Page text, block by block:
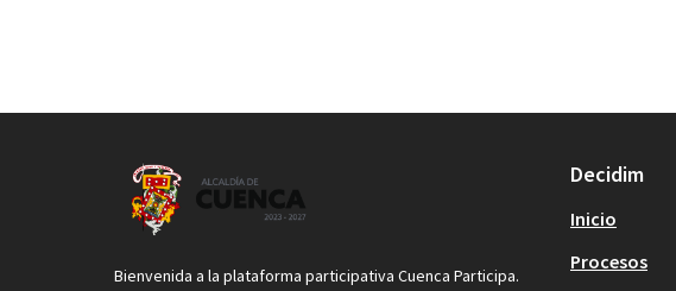
Bienvenida a la plataforma participativa Cuenca Participa.
Decidim
Inicio
Procesos